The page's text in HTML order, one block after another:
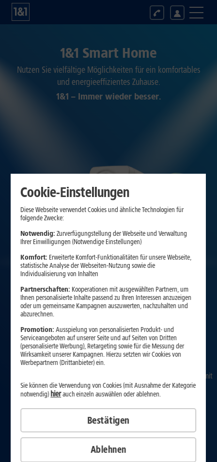
1&1 Smart Home
Nutzen Sie vielfältige Möglichkeiten für ein komfortables
und energieeffizientes Zuhause.
1&1 – Immer wieder besser.
Intelligente Vernetzung Ihrer
digitalen Geräte
Entdecken Sie leistungsstarke Smart Home Geräte und legen Sie mit
1&1 DSL oder 1&1 Glasfaser den Grundstein für ein intelligent
vernetztes Zuhause.
Cookie-Einstellungen
Diese Webseite verwendet Cookies und ähnliche Technologien für
folgende Zwecke:
Notwendig: Zurverfügungstellung der Webseite und Verwaltung
Ihrer Einwilligungen (Notwendige Einstellungen)
Komfort: Erweiterte Komfort-Funktionalitäten für unsere Webseite,
statistische Analyse der Webseiten-Nutzung sowie die
Individualisierung von Inhalten
Partnerschaften: Kooperationen mit ausgewählten Partnern, um
Ihnen personalisierte Inhalte passend zu Ihren Interessen anzuzeigen
oder um gemeinsame Kampagnen auszuwerten, nachzuhalten und
abzurechnen.
Promotion:Ausspielung von personalisierten Produkt- und
Serviceangeboten auf unserer Seite und auf Seiten von Dritten
(personalisierte Werbung), Retargeting sowie für die Messung der
Wirksamkeit unserer Kampagnen. Hierzu setzten wir Cookies von
Werbepartnern (Drittanbieter) ein.
Ablehnen
Sie können die Verwendung von Cookies (mit Ausnahme der Kategorie
notwendig)hierauch einzeln auswählen oder ablehnen.
Bestätigen